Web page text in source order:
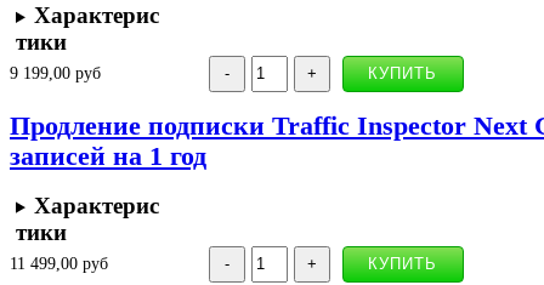
Характерис
тики
9 199,00 руб
Продление подписки Traffic Inspector Next
записей на 1 год
Характерис
тики
11 499,00 руб